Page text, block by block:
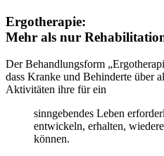
Ergotherapie:
Mehr als nur
Der Behandlungsform
dass Kranke und Behinderte über
Aktivitäten ihre für ein
sinngebendes Leben
entwickeln, erhalten,
können.